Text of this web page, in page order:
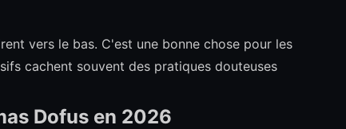
vers le bas. C'est une bonne chose pour les
cachent souvent des pratiques douteuses
Dofus en 2026